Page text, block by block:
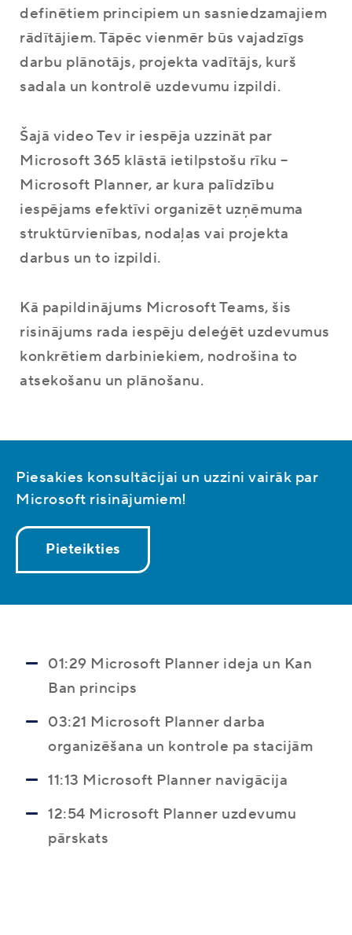
definētiem principiem un sasniedzamajiem
rādītājiem. Tāpēc vienmēr būs vajadzīgs
darbu plānotājs, projekta vadītājs, kurš
sadala un kontrolē uzdevumu izpildi.
Šajā video Tev ir iespēja uzzināt par
Microsoft 365 klāstā ietilpstošu rīku –
Microsoft Planner, ar kura palīdzību
iespējams efektīvi organizēt uzņēmuma
struktūrvienības, nodaļas vai projekta
darbus un to izpildi.
Kā papildinājums Microsoft Teams, šis
risinājums rada iespēju deleģēt uzdevumus
konkrētiem darbiniekiem, nodrošina to
atsekošanu un plānošanu.
Piesakies konsultācijai un uzzini vairāk par
Microsoft risinājumiem!
Pieteikties
01:29 Microsoft Planner ideja un Kan
Ban princips
03:21 Microsoft Planner darba
organizēšana un kontrole pa stacijām
11:13 Microsoft Planner navigācija
12:54 Microsoft Planner uzdevumu
pārskats